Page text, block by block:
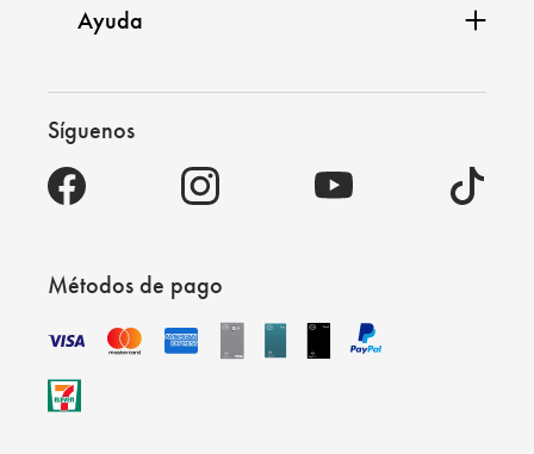
Ayuda
Síguenos
Métodos de pago